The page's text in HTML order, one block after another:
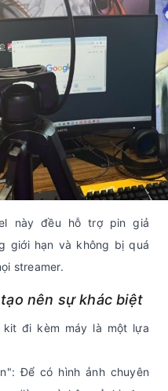
này đều hỗ trợ pin giả
giới hạn và không bị quá
streamer.
nên sự khác biệt
đi kèm máy là một lựa
Để có hình ảnh chuyên